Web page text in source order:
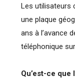
Les utilisateurs
une plaque
ans à l’avance
téléphonique
Qu’est-ce que